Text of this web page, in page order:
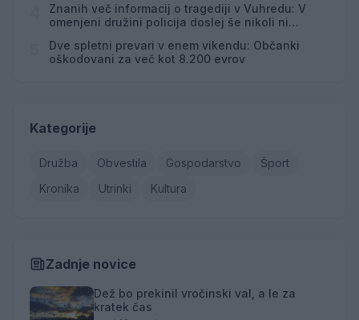
Znanih več informacij o tragediji v Vuhredu: V
omenjeni družini policija doslej še nikoli ni
Dve spletni prevari v enem vikendu: Občanki
oškodovani za več kot 8.200 evrov
Kategorije
Družba Obvestila Gospodarstvo
Šport
Kronika
Utrinki Kultura
Zadnje novice
Dež bo prekinil vročinski val, a le za
kratek čas